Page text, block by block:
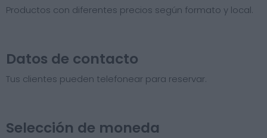
Productos con diferentes precios según formato y local.
Datos de contacto
Tus clientes pueden telefonear para reservar.
Selección de moneda